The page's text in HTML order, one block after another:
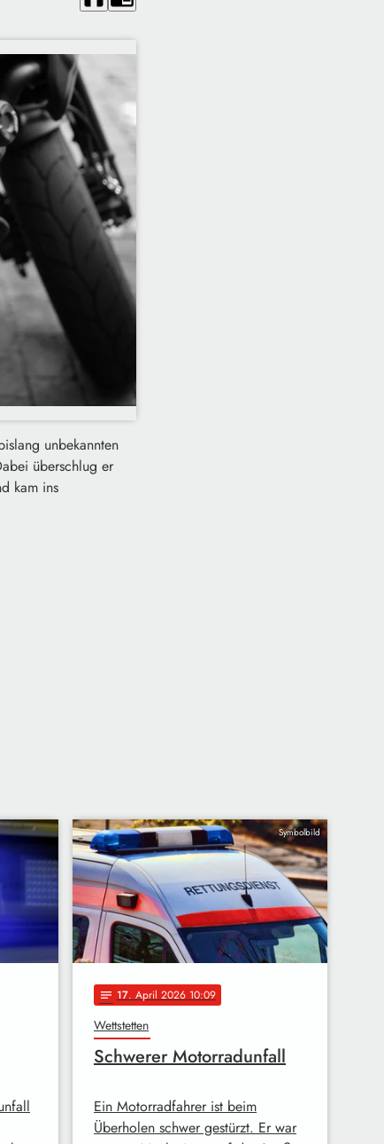
unbekannten
überschlug er
kam ins
Symbolbild
notes 17. April 2026 10:09
Wettstetten
Schwerer Motorradunfall
Ein Motorradfahrer ist beim
Überholen schwer gestürzt. Er war